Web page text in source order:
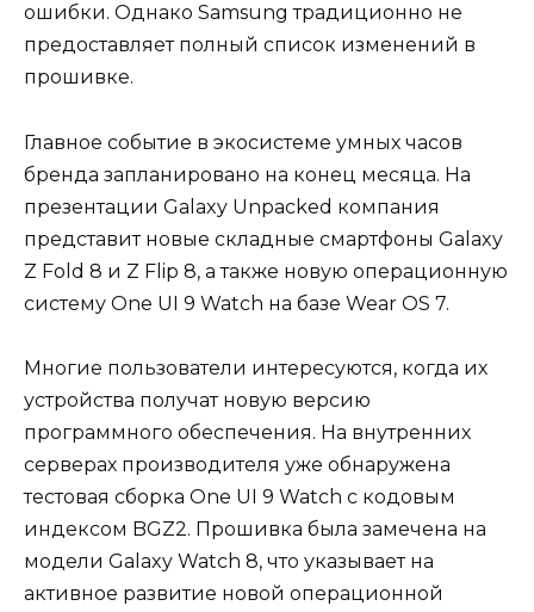
ошибки. Однако Samsung традиционно не
предоставляет полный список изменений в
прошивке.
Главное событие в экосистеме умных часов
бренда запланировано на конец месяца. На
презентации Galaxy Unpacked компания
представит новые складные смартфоны Galaxy
Z Fold 8 и Z Flip 8, а также новую операционную
систему One UI 9 Watch на базе Wear OS 7.
Многие пользователи интересуются, когда их
устройства получат новую версию
программного обеспечения. На внутренних
серверах производителя уже обнаружена
тестовая сборка One UI 9 Watch с кодовым
индексом BGZ2. Прошивка была замечена на
модели Galaxy Watch 8, что указывает на
активное развитие новой операционной